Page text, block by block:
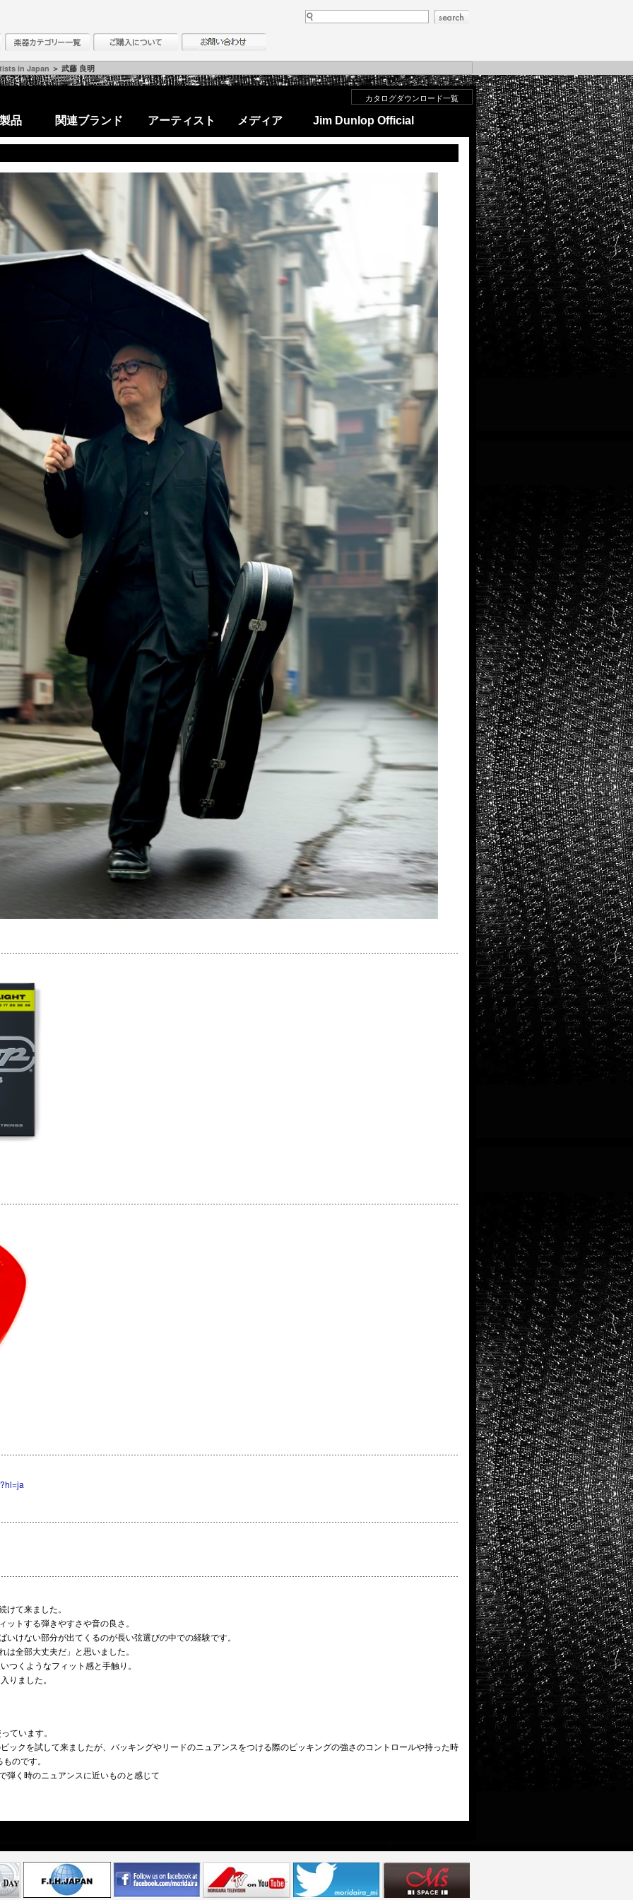
in Japan ＞ 武藤 良明
カタログダウンロード一覧
製品 関連ブランド アーティスト メディア Jim Dunlop Official
て来ました。
トする弾きやすさや音の良さ。
けない部分が出てくるのが長い弦選びの中での経験です。
全部大丈夫だ」と思いました。
つくようなフィット感と手触り。
りました。
ています。
ックを試して来ましたが、バッキングやリードのニュアンスをつける際のピッキングの強さのコントロールや持った時
のです。
弾く時のニュアンスに近いものと感じて